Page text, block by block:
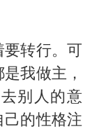
转行。可
我做主，
别人的意
的性格注